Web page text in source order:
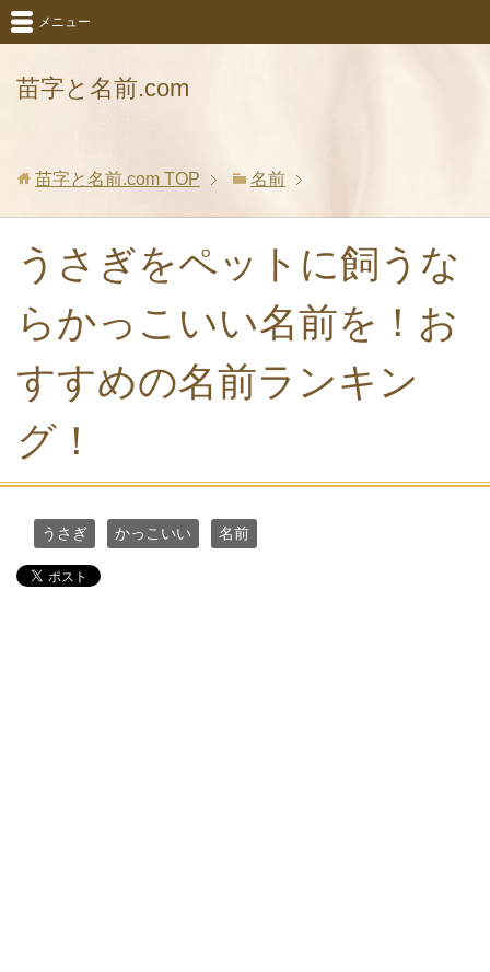
苗字と名前.com
メニュー
苗字と名前.com TOP 名前
うさぎをペットに飼うな
らかっこいい名前を！お
すすめの名前ランキン
グ！
うさぎ かっこいい 名前